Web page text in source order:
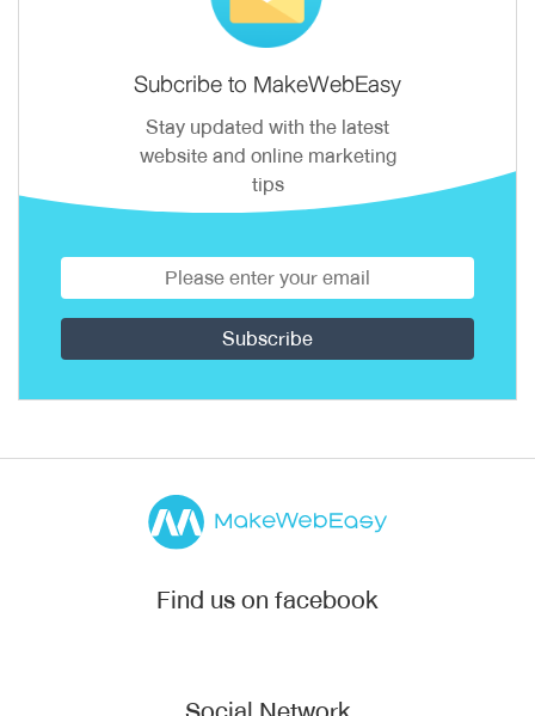
Subcribe to MakeWebEasy
Stay updated with the latest
website and online marketing
tips
Find us on facebook